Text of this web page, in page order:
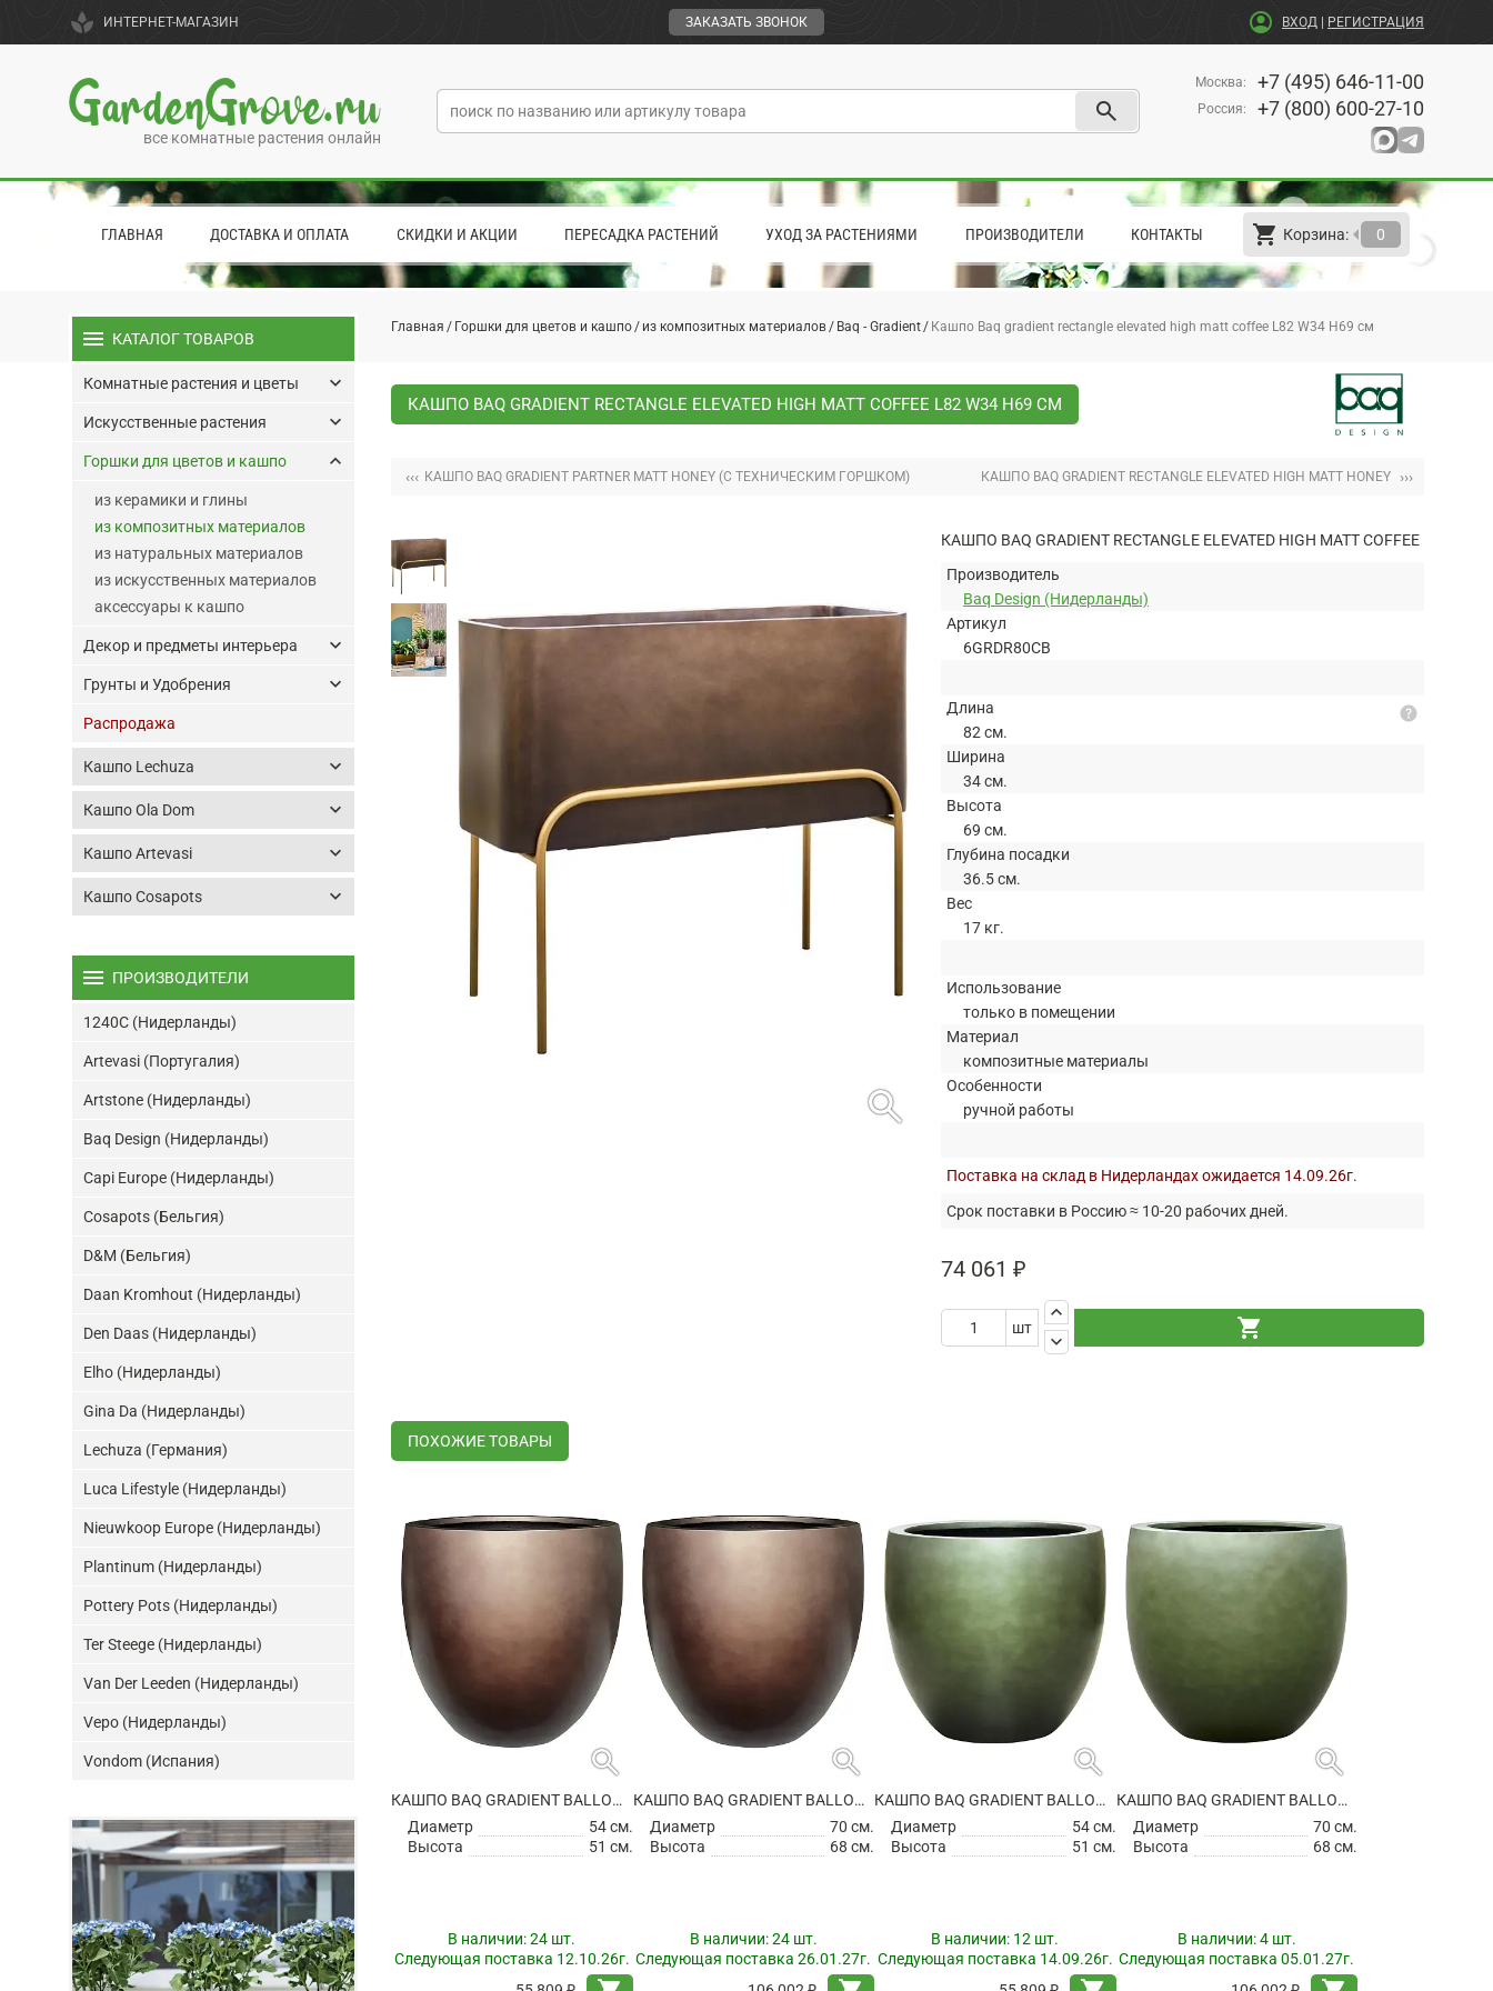
spa ИНТЕРНЕТ-МАГАЗИН ЗАКАЗАТЬ ЗВОНОК account_circle ВХОД РЕГИСТРАЦИЯ
GardenGrove.ru
все комнатные растения онлайн
search
Москва: +7 (495) 646-11-00
Россия: +7 (800) 600-27-10
ГЛАВНАЯ ДОСТАВКА И ОПЛАТА СКИДКИ И АКЦИИ ПЕРЕСАДКА РАСТЕНИЙ УХОД ЗА РАСТЕНИЯМИ ПРОИЗВОДИТЕЛИ КОНТАКТЫ shopping_cart Корзина: 0
arrow_left
Главная Горшки для цветов и кашпо из композитных материалов Baq - Gradient Кашпо Baq gradient rectangle elevated high matt coffee L82 W34 H69 см
КАШПО BAQ GRADIENT RECTANGLE ELEVATED HIGH MATT COFFEE L82 W34 H69 СМ
‹‹‹ КАШПО BAQ GRADIENT PARTNER MATT HONEY (С ТЕХНИЧЕСКИМ ГОРШКОМ) КАШПО BAQ GRADIENT RECTANGLE ELEVATED HIGH MATT HONEY ›››
search
КАШПО BAQ GRADIENT RECTANGLE ELEVATED HIGH MATT COFFEE
Производитель
Baq Design (Нидерланды)
Артикул
6GRDR80CB
Длина
82 см.
Ширина
34 см.
Высота
69 см.
Глубина посадки
36.5 см.
Вес
17 кг.
help
Использование
только в помещении
Материал
композитные материалы
Особенности
ручной работы
Поставка на склад в Нидерландах ожидается 14.09.26г.
Срок поставки в Россию ≈ 10-20 рабочих дней.
74 061 ₽
шт
keyboard_arrow_up
keyboard_arrow_down
shopping_cart
ПОХОЖИЕ ТОВАРЫ
search
КАШПО BAQ GRADIENT BALLOON MATT COFFEE
Диаметр
54 см.
Высота
51 см.
В наличии:24 шт.
Следующая поставка 12.10.26г.
search
КАШПО BAQ GRADIENT BALLOON MATT COFFEE
Диаметр
70 см.
Высота
68 см.
В наличии:24 шт.
Следующая поставка 26.01.27г.
search
КАШПО BAQ GRADIENT BALLOON MATT FOREST GREEN
Диаметр
54 см.
Высота
51 см.
В наличии: 12 шт.
Следующая поставка 14.09.26г.
search
КАШПО BAQ GRADIENT BALLOON MATT FOREST GREEN
Диаметр
70 см.
Высота
68 см.
В наличии:4 шт.
Следующая поставка 05.01.27г.
menu КАТАЛОГ ТОВАРОВ
Комнатные растения и цветы keyboard_arrow_down
Искусственные растения keyboard_arrow_down
Горшки для цветов и кашпо keyboard_arrow_up
из керамики и глины
из композитных материалов
из натуральных материалов
из искусственных материалов
аксессуары к кашпо
Декор и предметы интерьера keyboard_arrow_down
Грунты и Удобрения keyboard_arrow_down
Распродажа
Кашпо Lechuza keyboard_arrow_down
Кашпо Ola Dom keyboard_arrow_down
Кашпо Artevasi keyboard_arrow_down
Кашпо Cosapots keyboard_arrow_down
menu ПРОИЗВОДИТЕЛИ
1240C (Нидерланды)
Artevasi (Португалия)
Artstone (Нидерланды)
Baq Design (Нидерланды)
Capi Europe (Нидерланды)
Cosapots (Бельгия)
D&M (Бельгия)
Daan Kromhout (Нидерланды)
Den Daas (Нидерланды)
Elho (Нидерланды)
Gina Da (Нидерланды)
Lechuza (Германия)
Luca Lifestyle (Нидерланды)
Nieuwkoop Europe (Нидерланды)
Plantinum (Нидерланды)
Pottery Pots (Нидерланды)
Ter Steege (Нидерланды)
Van Der Leeden (Нидерланды)
Vepo (Нидерланды)
Vondom (Испания)